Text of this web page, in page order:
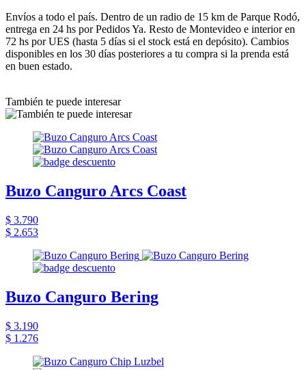
Envíos a todo el país. Dentro de un radio de 15 km de Parque Rodó,
entrega en 24 hs por Pedidos Ya. Resto de Montevideo e interior en
72 hs por UES (hasta 5 días si el stock está en depósito). Cambios
disponibles en los 30 días posteriores a tu compra si la prenda está
en buen estado.
También te puede interesar
Buzo Canguro Arcs Coast
$ 3.790
$ 2.653
Buzo Canguro Bering
$ 3.190
$ 1.276